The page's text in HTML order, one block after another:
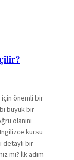
önemli bir
büyük bir
olanını
kursu
bir
mi? İlk adım